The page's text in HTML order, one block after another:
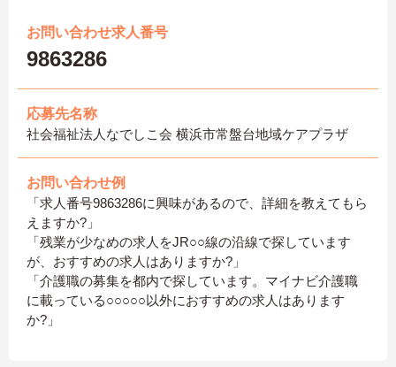
お問い合わせ求人番号
9863286
応募先名称
社会福祉法人なでしこ会 横浜市常盤台地域ケアプラザ
お問い合わせ例
「求人番号9863286に興味があるので、詳細を教えてもら
えますか?」
「残業が少なめの求人をJR○○線の沿線で探しています
が、おすすめの求人はありますか?」
「介護職の募集を都内で探しています。マイナビ介護職
に載っている○○○○○以外におすすめの求人はあります
か?」